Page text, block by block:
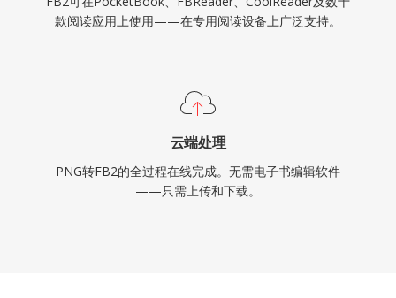
款阅读应用上使用——在专用阅读设备上广泛支持。
云端处理
PNG转FB2的全过程在线完成。无需电子书编辑软件
——只需上传和下载。